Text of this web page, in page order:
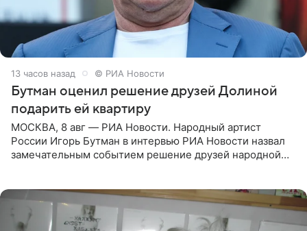
13 часов назад © РИА Новости
Бутман оценил решение друзей Долиной
подарить ей квартиру
МОСКВА, 8 авг — РИА Новости. Народный артист
России Игорь Бутман в интервью РИА Новости назвал
замечательным событием решение друзей народной